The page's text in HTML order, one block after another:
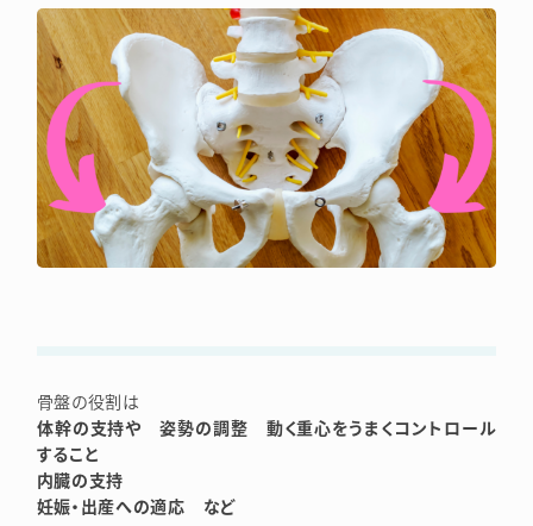
骨盤の役割は
体幹の支持や 姿勢の調整 動く重心をうまくコントロール
すること
内臓の支持
妊娠・出産への適応 など